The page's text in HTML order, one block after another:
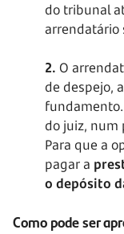
do tribunal
arrendatário
2. O
de despejo,
do juiz, num
Para que a
pagar a
o depósito
Como pode ser